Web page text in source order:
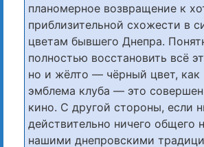
планомерное возвращение к
приблизительной схожести в
цветам бывшего Днепра.
полностью восстановить всё
но и жёлто — чёрный цвет, как
эмблема клуба — это
кино. С другой стороны, если
действительно ничего общего
нашими днепровскими